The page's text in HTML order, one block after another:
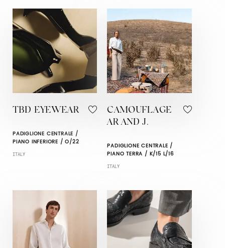
TBD EYEWEAR
PADIGLIONE CENTRALE /
PIANO INFERIORE / O/22
ITALY
CAMOUFLAGE
AR AND J.
PADIGLIONE CENTRALE /
PIANO TERRA / K/15 L/16
ITALY